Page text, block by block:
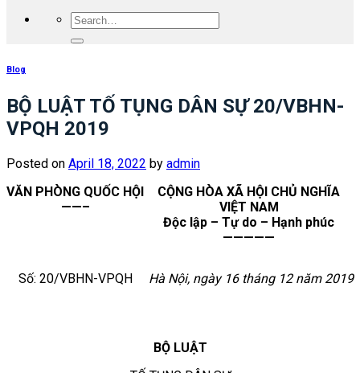
Blog
BỘ LUẬT TỐ TỤNG DÂN SỰ 20/VBHN-
VPQH 2019
Posted on April 18, 2022 by admin
VĂN PHÒNG QUỐC HỘI
——–
CỘNG HÒA XÃ HỘI CHỦ NGHĨA
VIỆT NAM
Độc lập – Tự do – Hạnh phúc
—————
Số: 20/VBHN-VPQH Hà Nội, ngày 16 tháng 12 năm 2019
BỘ LUẬT